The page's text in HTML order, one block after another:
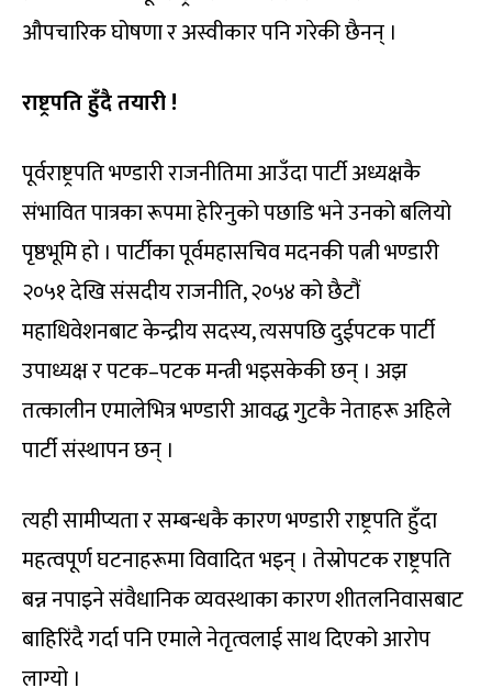
औपचारिक घोषणा र अस्वीकार पनि गरेकी छैनन् ।
राष्ट्रपति हुँदै तयारी !
पूर्वराष्ट्रपति भण्डारी राजनीतिमा आउँदा पार्टी अध्यक्षकै
संभावित पात्रका रूपमा हेरिनुको पछाडि भने उनको बलियो
पृष्ठभूमि हो । पार्टीका पूर्वमहासचिव मदनकी पत्नी भण्डारी
२०५१ देखि संसदीय राजनीति, २०५४ को छैटौं
महाधिवेशनबाट केन्द्रीय सदस्य, त्यसपछि दुईपटक पार्टी
उपाध्यक्ष र पटक–पटक मन्त्री भइसकेकी छन् । अझ
तत्कालीन एमालेभित्र भण्डारी आवद्ध गुटकै नेताहरू अहिले
पार्टी संस्थापन छन् ।
त्यही सामीप्यता र सम्बन्धकै कारण भण्डारी राष्ट्रपति हुँदा
महत्वपूर्ण घटनाहरूमा विवादित भइन् । तेस्रोपटक राष्ट्रपति
बन्न नपाइने संवैधानिक व्यवस्थाका कारण शीतलनिवासबाट
बाहिरिंदै गर्दा पनि एमाले नेतृत्वलाई साथ दिएको आरोप
लाग्यो ।